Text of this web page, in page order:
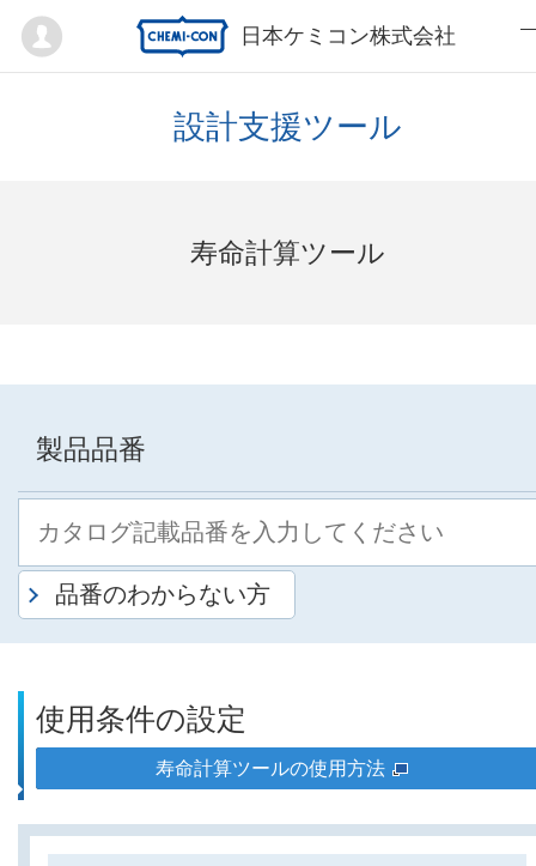
日本ケミコン株式会社
Mypage
設計支援ツール
寿命計算ツール
製品品番
品番のわからない方
使用条件の設定
寿命計算ツールの使用方法